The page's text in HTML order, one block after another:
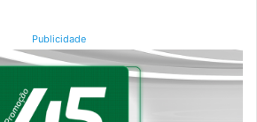
Publicidade